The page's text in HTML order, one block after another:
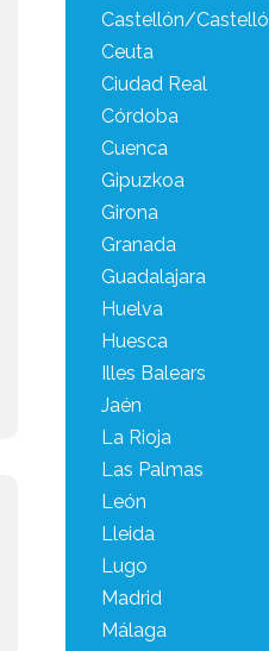
Castellón/Castelló
Ceuta
Ciudad Real
Córdoba
Cuenca
Gipuzkoa
Girona
Granada
Guadalajara
Huelva
Huesca
Illes Balears
Jaén
La Rioja
Las Palmas
León
Lleida
Lugo
Madrid
Málaga